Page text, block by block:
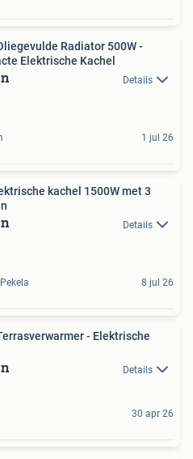
Radiator 500W -
Elektrische Kachel
Details
1 jul 26
kachel 1500W met 3
Details
8 jul 26
- Elektrische
Details
30 apr 26